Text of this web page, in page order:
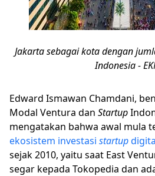
Jakarta sebagai kota dengan
Indonesia -
Edward Ismawan Chamdani,
Modal Ventura dan Startup
mengatakan bahwa awal mula
ekosistem investasi startup
sejak 2010, yaitu saat East
segar kepada Tokopedia dan